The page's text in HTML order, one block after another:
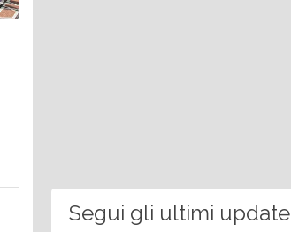
Segui gli ultimi update